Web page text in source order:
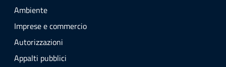
Ambiente
Imprese e commercio
Autorizzazioni
Appalti pubblici